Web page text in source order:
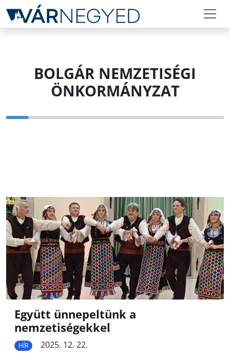
BOLGÁR NEMZETISÉGI
ÖNKORMÁNYZAT
Együtt ünnepeltünk a
nemzetiségekkel
HÍR
2025. 12. 22.